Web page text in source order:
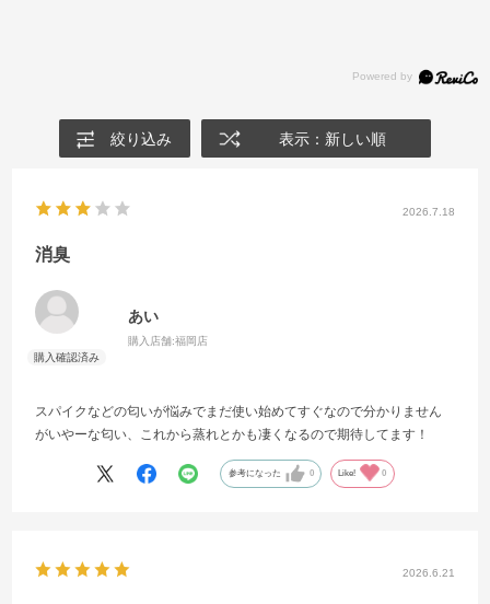
絞り込み 表示：新しい順
2026.7.18
消臭
あい
購入店舗:福岡店
スパイクなどの匂いが悩みでまだ使い始めてすぐなので分かりません
がいやーな匂い、これから蒸れとかも凄くなるので期待してます！
参考になった 0 Like! 0
2026.6.21